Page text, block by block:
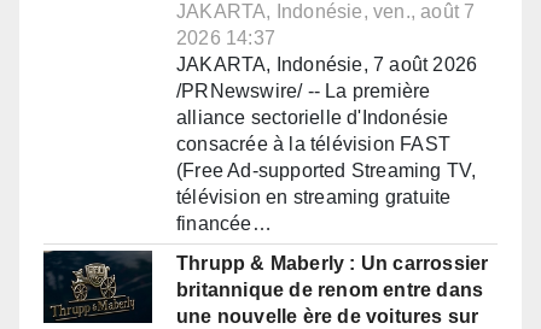
JAKARTA, Indonésie, ven., août 7
2026 14:37
JAKARTA, Indonésie, 7 août 2026
/PRNewswire/ -- La première
alliance sectorielle d'Indonésie
consacrée à la télévision FAST
(Free Ad-supported Streaming TV,
télévision en streaming gratuite
financée…
Thrupp & Maberly : Un carrossier
britannique de renom entre dans
une nouvelle ère de voitures sur